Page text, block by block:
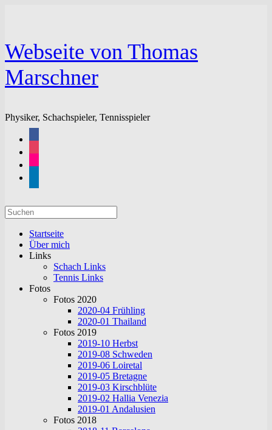
Webseite von Thomas
Marschner
Physiker, Schachspieler, Tennisspieler
Suchen
nach:
Startseite
Über mich
Links
Schach Links
Tennis Links
Fotos
Fotos 2020
2020-04 Frühling
2020-01 Thailand
Fotos 2019
2019-10 Herbst
2019-08 Schweden
2019-06 Loiretal
2019-05 Bretagne
2019-03 Kirschblüte
2019-02 Hallia Venezia
2019-01 Andalusien
Fotos 2018